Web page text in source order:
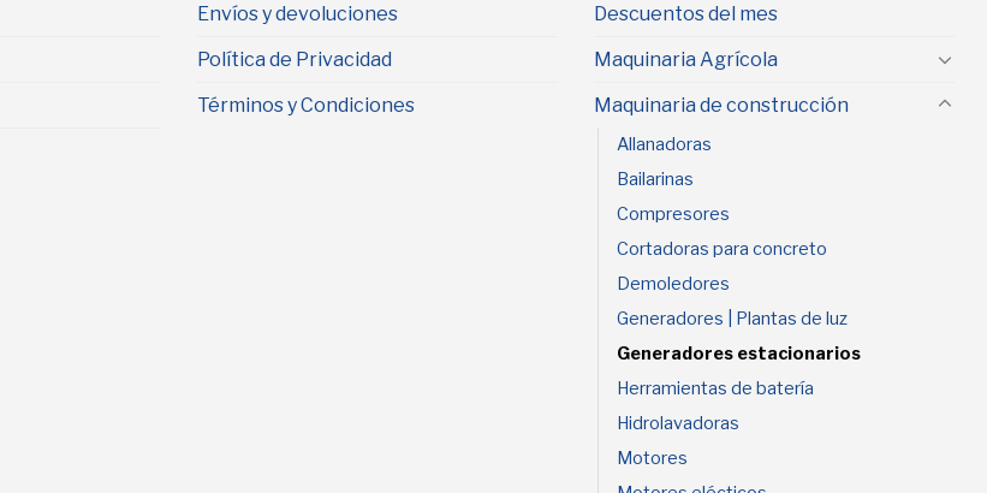
Envíos y devoluciones
Política de Privacidad
Términos y Condiciones
Descuentos del mes
Maquinaria Agrícola
Maquinaria de construcción
Allanadoras
Bailarinas
Compresores
Cortadoras para concreto
Demoledores
Generadores | Plantas de luz
Generadores estacionarios
Herramientas de batería
Hidrolavadoras
Motores